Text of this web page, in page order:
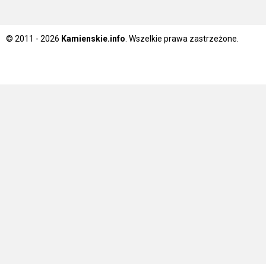
© 2011 - 2026 Kamienskie.info . Wszelkie prawa zastrzeżone.